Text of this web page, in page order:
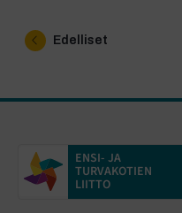
Edelliset
ENSI- JA
TURVAKOTIEN
LIITTO